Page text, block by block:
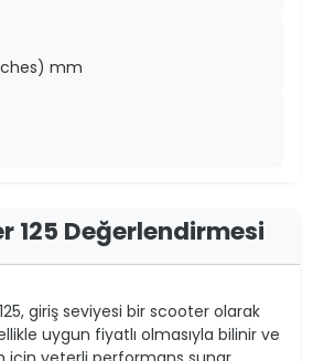
mm
125 Değerlendirmesi
giriş seviyesi bir scooter olarak
uygun fiyatlı olmasıyla bilinir ve